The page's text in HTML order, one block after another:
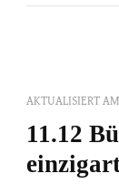
AKTUALISIERT AM
11.12